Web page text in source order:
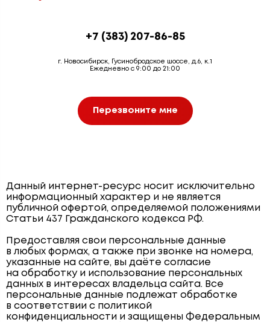
+7 (383) 207-86-85
г. Новосибирск, Гусинобродское шоссе, д.6, к.1
Ежедневно с 9:00 до 21:00
Перезвоните мне
Данный интернет-ресурс носит исключительно
информационный характер и не является
публичной офертой, определяемой положениями
Статьи 437 Гражданского кодекса РФ.
Предоставляя свои персональные данные
в любых формах, а также при звонке на номера,
указанные на сайте, вы даёте согласие
на обработку и использование персональных
данных в интересах владельца сайта. Все
персональные данные подлежат обработке
в соответствии с политикой
конфиденциальности и защищены Федеральным